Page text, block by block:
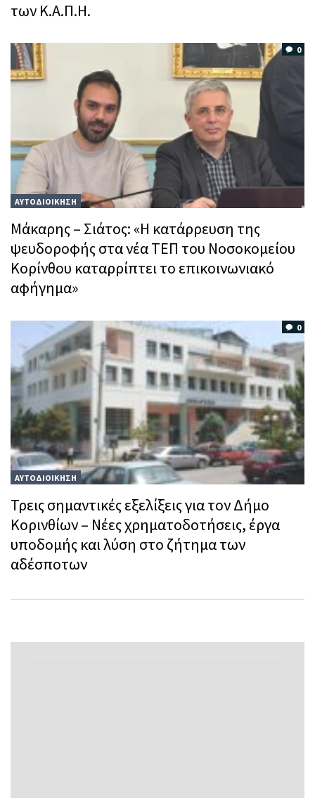
των Κ.Α.Π.Η.
0
ΑΥΤΟΔΙΟΙΚΗΣΗ
Μάκαρης – Σιάτος: «Η κατάρρευση της
ψευδοροφής στα νέα ΤΕΠ του Νοσοκομείου
Κορίνθου καταρρίπτει το επικοινωνιακό
αφήγημα»
0
ΑΥΤΟΔΙΟΙΚΗΣΗ
Τρεις σημαντικές εξελίξεις για τον Δήμο
Κορινθίων – Νέες χρηματοδοτήσεις, έργα
υποδομής και λύση στο ζήτημα των
αδέσποτων